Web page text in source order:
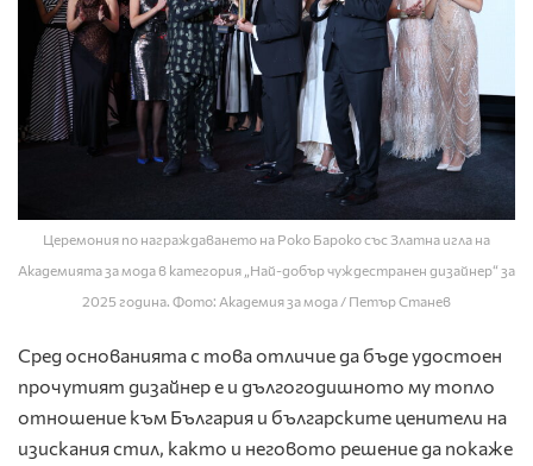
Церемония по награждаването на Роко Бароко със Златна игла на
Академията за мода в категория „Най-добър чуждестранен дизайнер“ за
2025 година. Фото: Академия за мода / Петър Станев
Сред основанията с това отличие да бъде удостоен
прочутият дизайнер е и дългогодишното му топло
отношение към България и българските ценители на
изискания стил, както и неговото решение да покаже